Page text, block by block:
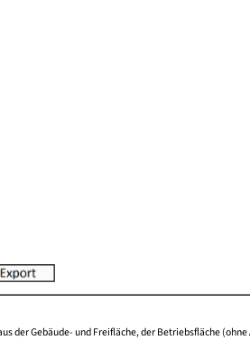
der Gebäude- und Freifläche, der Betriebsfläche